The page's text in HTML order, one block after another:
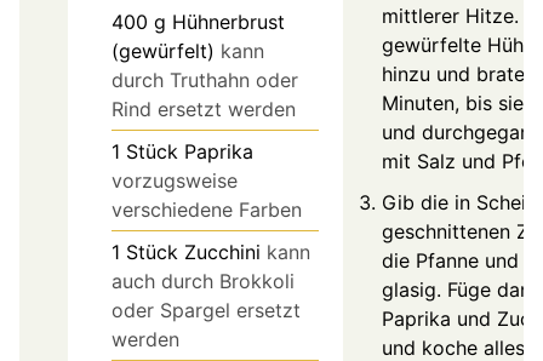
400 g Hühnerbrust
(gewürfelt) kann
durch Truthahn oder
Rind ersetzt werden
1 Stück Paprika
vorzugsweise
verschiedene Farben
1 Stück Zucchini kann
auch durch Brokkoli
oder Spargel ersetzt
werden
mittlerer Hitze.
gewürfelte
hinzu und brate
Minuten, bis sie
und durchgegart
mit Salz und
Gib die in
geschnittenen
die Pfanne und
glasig. Füge
Paprika und
und koche alles